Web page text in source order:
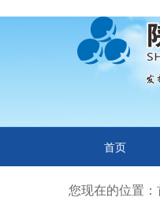
首页
您现在的位置：